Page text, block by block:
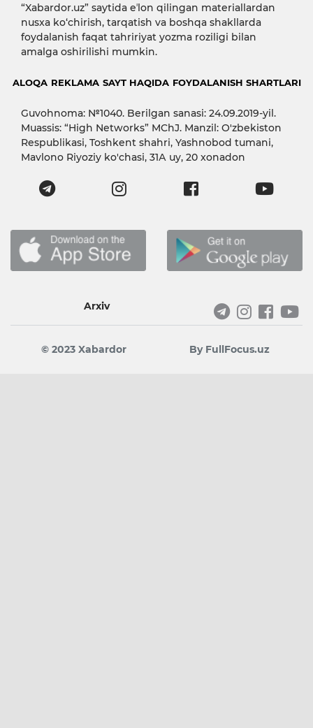
“Xabardor.uz” saytida eʼlon qilingan materiallardan
nusxa ko‘chirish, tarqatish va boshqa shakllarda
foydalanish faqat tahririyat yozma roziligi bilan
amalga oshirilishi mumkin.
ALOQA REKLAMA SAYT HAQIDA FOYDALANISH SHARTLARI
Guvohnoma: №1040. Berilgan sanasi: 24.09.2019-yil.
Muassis: “High Networks” MChJ. Manzil: O'zbekiston
Respublikasi, Toshkent shahri, Yashnobod tumani,
Mavlono Riyoziy ko'chasi, 31А uy, 20 xonadon
Arxiv
© 2023 Xabardor By FullFocus.uz